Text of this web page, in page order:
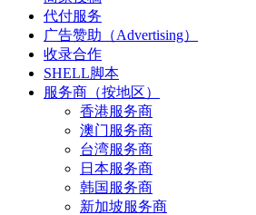
代付服务
广告赞助（Advertising）
收录合作
SHELL脚本
服务商（按地区）
香港服务商
澳门服务商
台湾服务商
日本服务商
韩国服务商
新加坡服务商